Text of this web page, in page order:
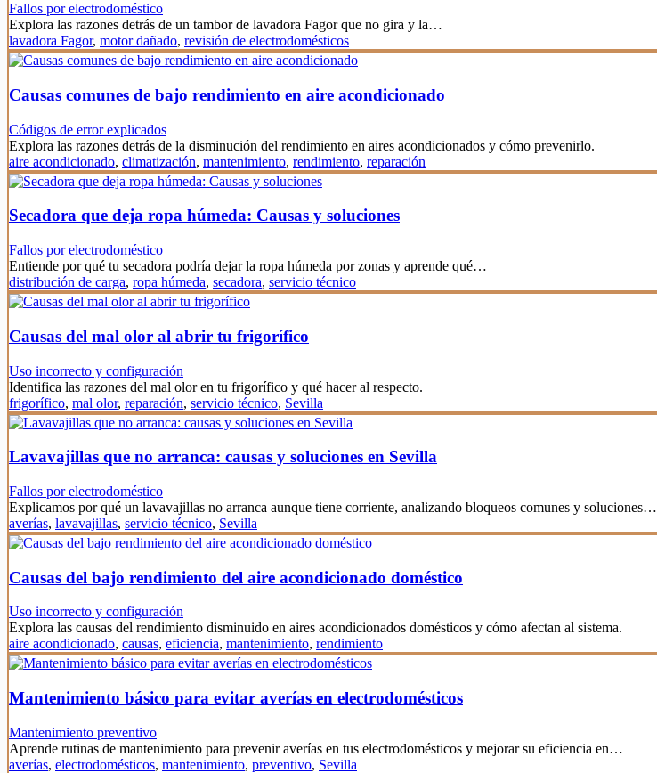
Fallos por electrodoméstico
Explora las razones detrás de un tambor de lavadora Fagor que no gira y la…
lavadora Fagor, motor dañado, revisión de electrodomésticos
Causas comunes de bajo rendimiento en aire acondicionado
Códigos de error explicados
Explora las razones detrás de la disminución del rendimiento en aires acondicionados y cómo prevenirlo.
aire acondicionado, climatización, mantenimiento, rendimiento, reparación
Secadora que deja ropa húmeda: Causas y soluciones
Fallos por electrodoméstico
Entiende por qué tu secadora podría dejar la ropa húmeda por zonas y aprende qué…
distribución de carga, ropa húmeda, secadora, servicio técnico
Causas del mal olor al abrir tu frigorífico
Uso incorrecto y configuración
Identifica las razones del mal olor en tu frigorífico y qué hacer al respecto.
frigorífico, mal olor, reparación, servicio técnico, Sevilla
Lavavajillas que no arranca: causas y soluciones en Sevilla
Fallos por electrodoméstico
Explicamos por qué un lavavajillas no arranca aunque tiene corriente, analizando bloqueos comunes y soluciones…
averías, lavavajillas, servicio técnico, Sevilla
Causas del bajo rendimiento del aire acondicionado doméstico
Uso incorrecto y configuración
Explora las causas del rendimiento disminuido en aires acondicionados domésticos y cómo afectan al sistema.
aire acondicionado, causas, eficiencia, mantenimiento, rendimiento
Mantenimiento básico para evitar averías en electrodomésticos
Mantenimiento preventivo
Aprende rutinas de mantenimiento para prevenir averías en tus electrodomésticos y mejorar su eficiencia en…
averías, electrodomésticos, mantenimiento, preventivo, Sevilla